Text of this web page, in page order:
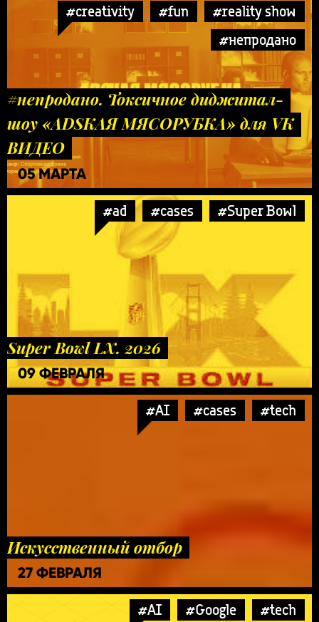
#creativity #fun
#reality show
#непродано
#непродано. Токсичное диджитал-
шоу «ADSКАЯ МЯСОРУБКА» для VK
ВИДЕО
05 МАРТА
#ad #cases #Super Bowl
Super Bowl LX. 2026
09 ФЕВРАЛЯ
#AI #cases #tech
Искусственный отбор
27 ФЕВРАЛЯ
#AI #Google #tech